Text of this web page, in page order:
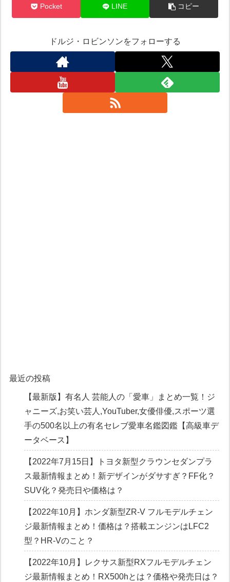
Pocket LINE コピー
ドルジ・ロビンソンをフォローする
最近の投稿
【最新版】有名人 芸能人の「愛車」まとめ一覧！ジ
ャニーズ,お笑い芸人,YouTuber,女優俳優,スポーツ選
手の500名以上の有名セレブ愛車名鑑図鑑【高級車デ
ータベース】
【2022年7月15日】トヨタ新型クラウンセダンプラ
ス最新情報まとめ！新デザインがダサすぎ？FF化？
SUV化？発売日や価格は？
【2022年10月】ホンダ新型ZR-V フルモデルチェン
ジ最新情報まとめ！価格は？搭載エンジンはLFC2
型？HR-Vのこと？
【2022年10月】レクサス新型RXフルモデルチェン
ジ最新情報まとめ！RX500hとは？価格や発売日は？